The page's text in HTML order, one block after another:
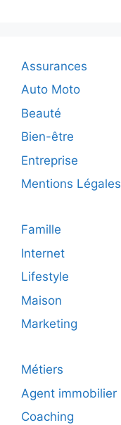
Assurances
Auto Moto
Beauté
Bien-être
Entreprise
Mentions Légales
Famille
Internet
Lifestyle
Maison
Marketing
Métiers
Agent immobilier
Coaching